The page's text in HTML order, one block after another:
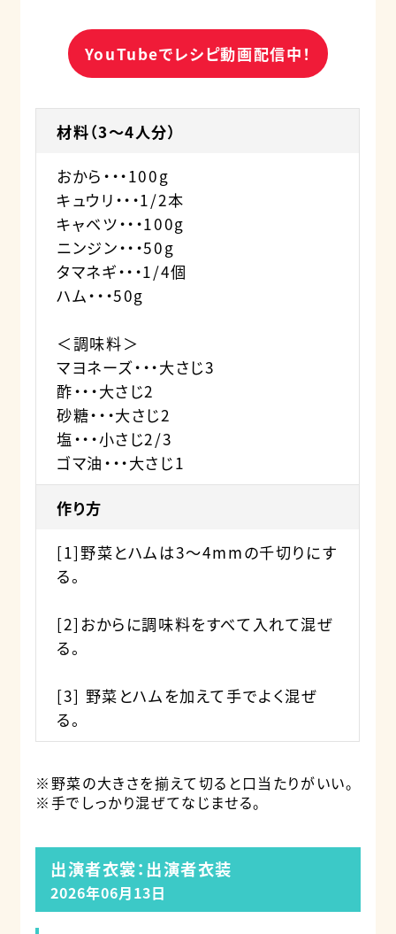
YouTubeでレシピ動画配信中！
材料（3～4人分）
おから・・・100g
キュウリ・・・1/2本
キャベツ・・・100g
ニンジン・・・50g
タマネギ・・・1/4個
ハム・・・50g
＜調味料＞
マヨネーズ・・・大さじ3
酢・・・大さじ2
砂糖・・・大さじ2
塩・・・小さじ2/3
ゴマ油・・・大さじ1
作り方
[1]野菜とハムは3～4mmの千切りにす
る。
[2]おからに調味料をすべて入れて混ぜ
る。
[3] 野菜とハムを加えて手でよく混ぜ
る。
※野菜の大きさを揃えて切ると口当たりがいい。
※手でしっかり混ぜてなじませる。
出演者衣裳：出演者衣装
2026年06月13日